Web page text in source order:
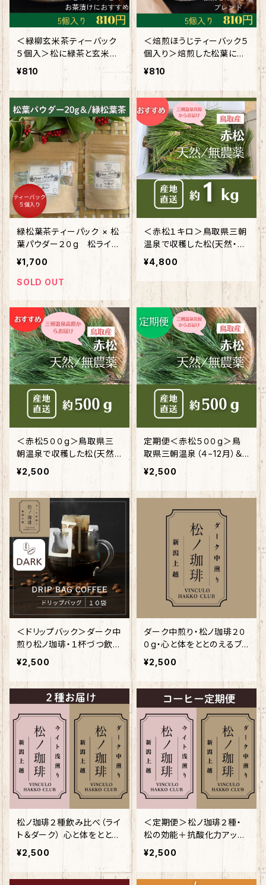
＜緑柳玄米茶ティーバック
５個入＞松に緑茶と玄米を
プラスで旨味＆香ばしい味
¥810
＜焙煎ほうじティーバック５
個入り＞焙煎した松葉にほ
うじ茶を香ばしブレンド
¥810
緑松葉茶ティーパック × 松
葉パウダー２０g 松ライフ
セット
¥1,700
SOLD OUT
＜赤松１キロ＞鳥取県三朝
温泉で収穫した松(天然・無
農薬)
¥4,800
＜赤松５００g＞鳥取県三
朝温泉で収穫した松(天然・
無農薬)
¥2,500
定期便＜赤松５００g＞鳥
取県三朝温泉（４−12月）＆
岩手南部（１−3月）
¥2,500
＜ドリップバック＞ダーク中
煎り松ノ珈琲・１杯づつ飲み
やすいパック10つ入り
¥2,500
ダーク中煎り・松ノ珈琲２０
０g・心と体をととのえるブ
レンド
¥2,500
松ノ珈琲２種飲み比べ（ライ
ト＆ダーク） 心と体をととの
えるブレンド
¥2,500
＜定期便＞松ノ珈琲２種・
松の効能＋抗酸化力アッ
プ！VINCULOコラボ コーヒ
¥2,500